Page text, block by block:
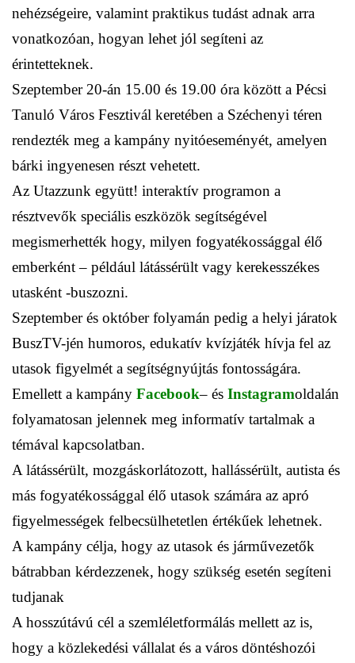
nehézségeire, valamint praktikus tudást adnak arra
vonatkozóan, hogyan lehet jól segíteni az
érintetteknek.
Szeptember 20-án 15.00 és 19.00 óra között a Pécsi
Tanuló Város Fesztivál keretében a Széchenyi téren
rendezték meg a kampány nyitóeseményét, amelyen
bárki ingyenesen részt vehetett.
Az Utazzunk együtt! interaktív programon a
résztvevők speciális eszközök segítségével
megismerhették hogy, milyen fogyatékossággal élő
emberként – például látássérült vagy kerekesszékes
utasként -buszozni.
Szeptember és október folyamán pedig a helyi járatok
BuszTV-jén humoros, edukatív kvízjáték hívja fel az
utasok figyelmét a segítségnyújtás fontosságára.
Emellett a kampány Facebook– és Instagramoldalán
folyamatosan jelennek meg informatív tartalmak a
témával kapcsolatban.
A látássérült, mozgáskorlátozott, hallássérült, autista és
más fogyatékossággal élő utasok számára az apró
figyelmességek felbecsülhetetlen értékűek lehetnek.
A kampány célja, hogy az utasok és járművezetők
bátrabban kérdezzenek, hogy szükség esetén segíteni
tudjanak
A hosszútávú cél a szemléletformálás mellett az is,
hogy a közlekedési vállalat és a város döntéshozói